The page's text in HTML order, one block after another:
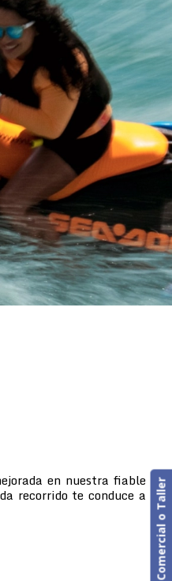
en nuestra fiable
recorrido te conduce a